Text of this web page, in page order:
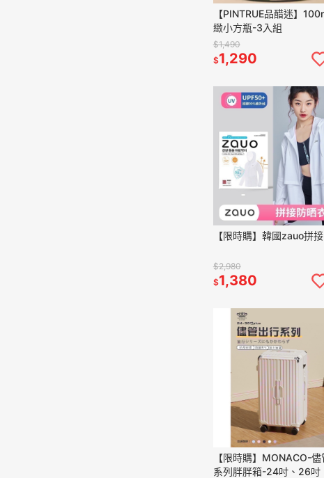
【PINTRUE品醋迷】
緻小方瓶-3入組
$1,490
$1,290
【限時購】韓國zauo拼
$2,980
$1,380
【限時購】MONACO-
系列胖胖箱-24吋、26吋